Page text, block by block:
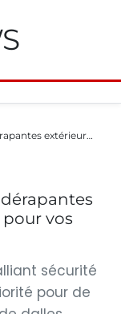
extérieur…
vos
sécurité
pour de